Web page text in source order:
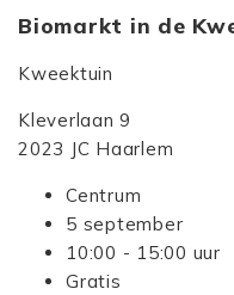
Biomarkt in de
Kweektuin
Kleverlaan 9
2023 JC Haarlem
Centrum
5 september
10:00 - 15:00 uur
Gratis